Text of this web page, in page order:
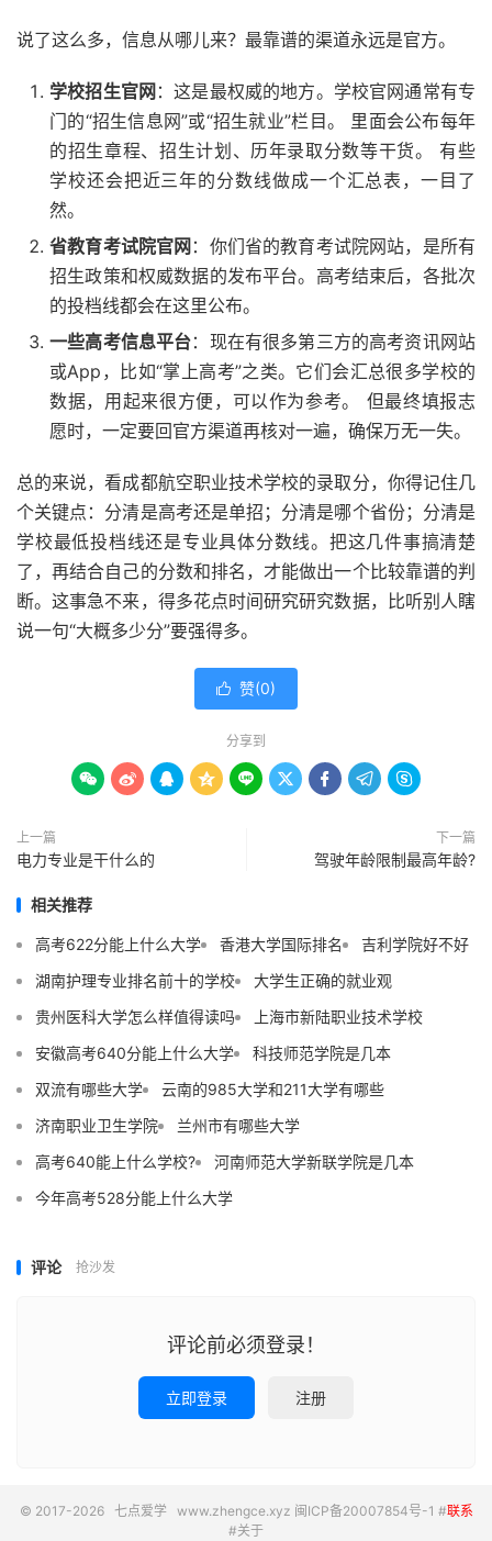
说了这么多，信息从哪儿来？最靠谱的渠道永远是官方。
学校招生官网 ：这是最权威的地方。学校官网通常有专
门的“招生信息网”或“招生就业”栏目。 里面会公布每年
的招生章程、招生计划、历年录取分数等干货。 有些
学校还会把近三年的分数线做成一个汇总表，一目了
然。
省教育考试院官网 ：你们省的教育考试院网站，是所有
招生政策和权威数据的发布平台。高考结束后，各批次
的投档线都会在这里公布。
一些高考信息平台：现在有很多第三方的高考资讯网站
或App，比如“掌上高考”之类。它们会汇总很多学校的
数据，用起来很方便，可以作为参考。 但最终填报志
愿时，一定要回官方渠道再核对一遍，确保万无一失。
总的来说，看成都航空职业技术学校的录取分，你得记住几
个关键点：分清是高考还是单招；分清是哪个省份；分清是
学校最低投档线还是专业具体分数线。把这几件事搞清楚
了，再结合自己的分数和排名，才能做出一个比较靠谱的判
断。这事急不来，得多花点时间研究研究数据，比听别人瞎
说一句“大概多少分”要强得多。
 赞(0)
分享到
        
上一篇
电力专业是干什么的
下一篇
驾驶年龄限制最高年龄?
相关推荐
高考622分能上什么大学 香港大学国际排名
吉利学院好不好
湖南护理专业排名前十的学校
大学生正确的就业观
贵州医科大学怎么样值得读吗
上海市新陆职业技术学校
安徽高考640分能上什么大学
科技师范学院是几本
双流有哪些大学
云南的985大学和211大学有哪些
济南职业卫生学院
兰州市有哪些大学
高考640能上什么学校?
河南师范大学新联学院是几本
今年高考528分能上什么大学
评论 抢沙发
评论前必须登录！
立即登录 注册
© 2017-2026 七点爱学www.zhengce.xyz 闽ICP备20007854号-1 #联系
#关于